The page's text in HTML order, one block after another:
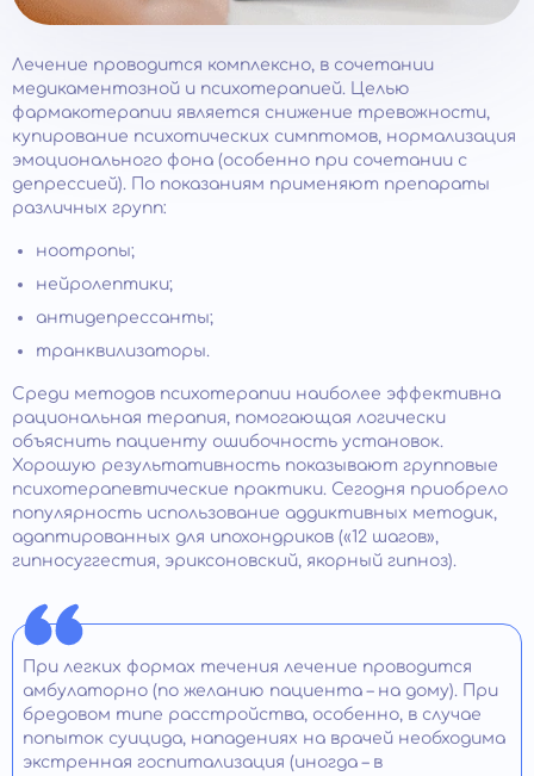
Лечение проводится комплексно, в сочетании
медикаментозной и психотерапией. Целью
фармакотерапии является снижение тревожности,
купирование психотических симптомов, нормализация
эмоционального фона (особенно при сочетании с
депрессией). По показаниям применяют препараты
различных групп:
ноотропы;
нейролептики;
антидепрессанты;
транквилизаторы.
Среди методов психотерапии наиболее эффективна
рациональная терапия, помогающая логически
объяснить пациенту ошибочность установок.
Хорошую результативность показывают групповые
психотерапевтические практики. Сегодня приобрело
популярность использование аддиктивных методик,
адаптированных для ипохондриков («12 шагов»,
гипносуггестия, эриксоновский, якорный гипноз).
При легких формах течения лечение проводится
амбулаторно (по желанию пациента – на дому). При
бредовом типе расстройства, особенно, в случае
попыток суицида, нападениях на врачей необходима
экстренная госпитализация (иногда – в